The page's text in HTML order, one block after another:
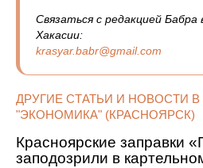
Связаться с редакцией Бабра
Хакасии:
krasyar.babr@gmail.com
ДРУГИЕ СТАТЬИ И НОВОСТИ В
"ЭКОНОМИКА" (КРАСНОЯРСК)
Красноярские заправки
заподозрили в